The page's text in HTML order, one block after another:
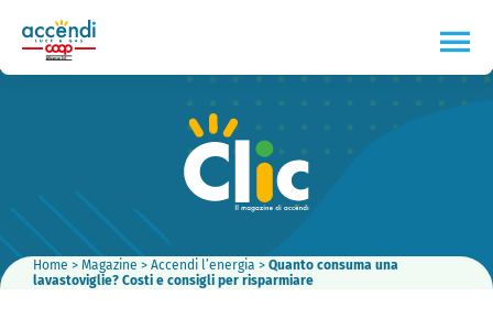
Home > Magazine > Accendi l’energia > Quanto consuma una
lavastoviglie? Costi e consigli per risparmiare